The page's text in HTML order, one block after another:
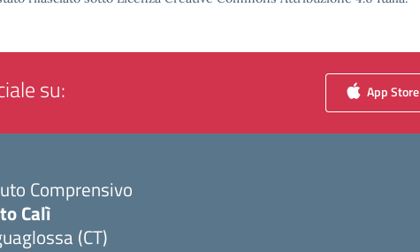
su: App Store
Comprensivo
Calì
(CT)